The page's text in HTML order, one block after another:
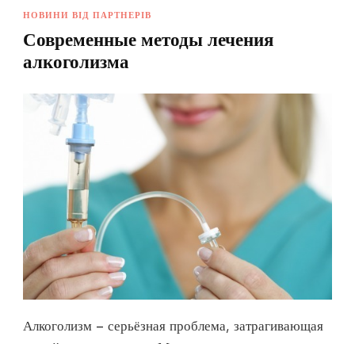
НОВИНИ ВІД ПАРТНЕРІВ
Современные методы лечения
алкоголизма
Алкоголизм – серьёзная проблема, затрагивающая